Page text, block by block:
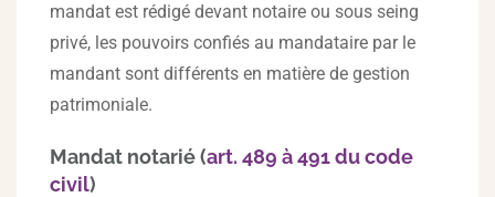
mandat est rédigé devant notaire ou sous seing
privé, les pouvoirs confiés au mandataire par le
mandant sont différents en matière de gestion
patrimoniale.
Mandat notarié (art. 489 à 491 du code
civil)